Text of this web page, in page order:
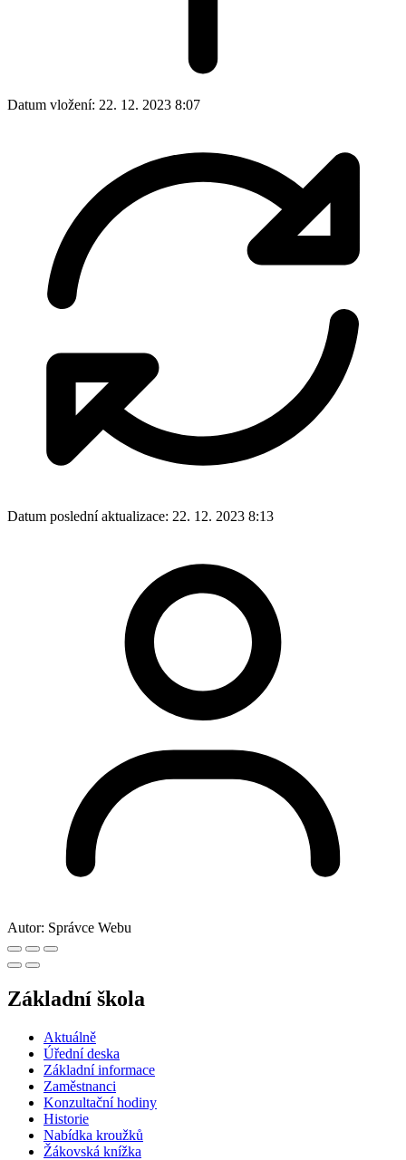
Datum vložení: 22. 12. 2023 8:07
Datum poslední aktualizace: 22. 12. 2023 8:13
Autor: Správce Webu
Základní škola
Aktuálně
Úřední deska
Základní informace
Zaměstnanci
Konzultační hodiny
Historie
Nabídka kroužků
Žákovská knížka